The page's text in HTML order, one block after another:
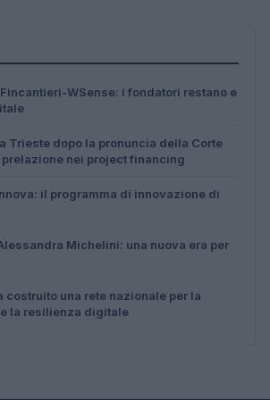
WSense: i fondatori restano e
Trieste dopo la pronuncia della Corte
nei project financing
il programma di innovazione di
Michelini: una nuova era per
costruito una rete nazionale per la
la resilienza digitale